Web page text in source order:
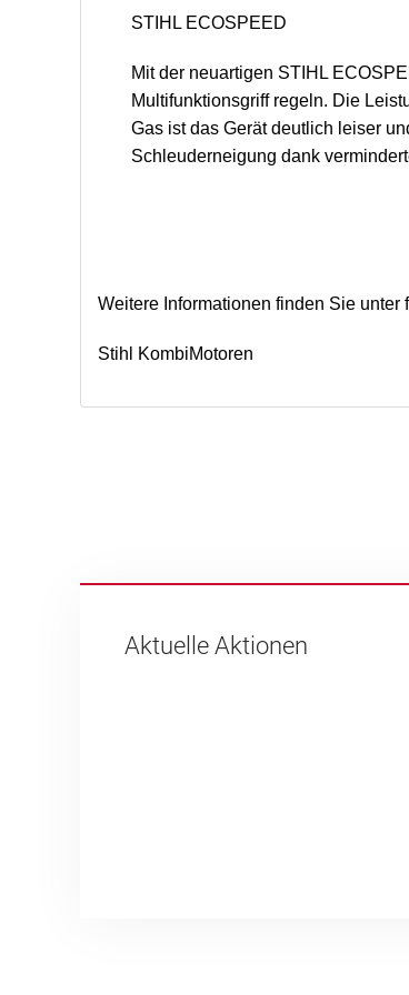
STIHL ECOSPEED
Mit der neuartigen STIHL
Multifunktionsgriff regeln. Die
Gas ist das Gerät deutlich leiser
Schleuderneigung dank
Weitere Informationen finden Sie unter
Stihl KombiMotoren
Aktuelle Aktionen